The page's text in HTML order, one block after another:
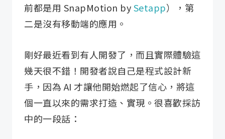
前都是用 SnapMotion bySetapp），第
二是沒有移動端的應用。
剛好最近看到有人開發了，而且實際體驗這
幾天很不錯！開發者說自己是程式設計新
手，因為 AI 才讓他開始燃起了信心，將這
個一直以來的需求打造、實現。很喜歡採訪
中的一段話：